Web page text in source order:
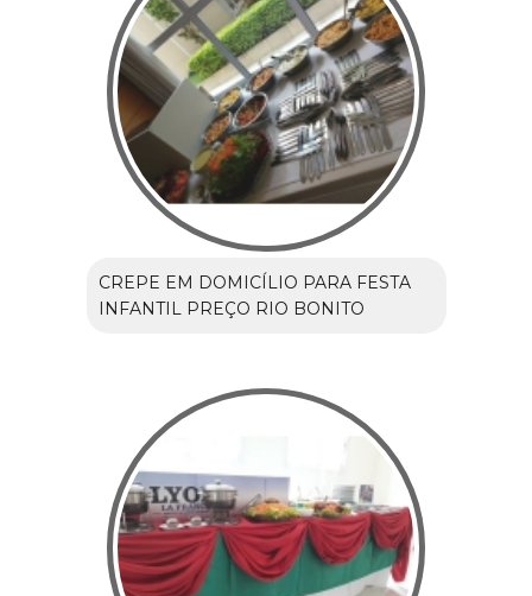
CREPE EM DOMICÍLIO PARA FESTA
INFANTIL PREÇO RIO BONITO